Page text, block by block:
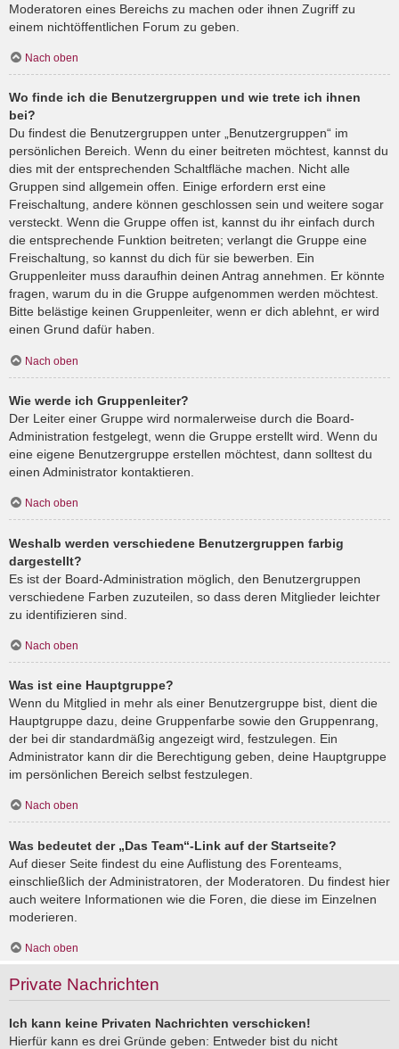
Moderatoren eines Bereichs zu machen oder ihnen Zugriff zu
einem nichtöffentlichen Forum zu geben.
Nach oben
Wo finde ich die Benutzergruppen und wie trete ich ihnen
bei?
Du findest die Benutzergruppen unter „Benutzergruppen“ im
persönlichen Bereich. Wenn du einer beitreten möchtest, kannst du
dies mit der entsprechenden Schaltfläche machen. Nicht alle
Gruppen sind allgemein offen. Einige erfordern erst eine
Freischaltung, andere können geschlossen sein und weitere sogar
versteckt. Wenn die Gruppe offen ist, kannst du ihr einfach durch
die entsprechende Funktion beitreten; verlangt die Gruppe eine
Freischaltung, so kannst du dich für sie bewerben. Ein
Gruppenleiter muss daraufhin deinen Antrag annehmen. Er könnte
fragen, warum du in die Gruppe aufgenommen werden möchtest.
Bitte belästige keinen Gruppenleiter, wenn er dich ablehnt, er wird
einen Grund dafür haben.
Nach oben
Wie werde ich Gruppenleiter?
Der Leiter einer Gruppe wird normalerweise durch die Board-
Administration festgelegt, wenn die Gruppe erstellt wird. Wenn du
eine eigene Benutzergruppe erstellen möchtest, dann solltest du
einen Administrator kontaktieren.
Nach oben
Weshalb werden verschiedene Benutzergruppen farbig
dargestellt?
Es ist der Board-Administration möglich, den Benutzergruppen
verschiedene Farben zuzuteilen, so dass deren Mitglieder leichter
zu identifizieren sind.
Nach oben
Was ist eine Hauptgruppe?
Wenn du Mitglied in mehr als einer Benutzergruppe bist, dient die
Hauptgruppe dazu, deine Gruppenfarbe sowie den Gruppenrang,
der bei dir standardmäßig angezeigt wird, festzulegen. Ein
Administrator kann dir die Berechtigung geben, deine Hauptgruppe
im persönlichen Bereich selbst festzulegen.
Nach oben
Was bedeutet der „Das Team“-Link auf der Startseite?
Auf dieser Seite findest du eine Auflistung des Forenteams,
einschließlich der Administratoren, der Moderatoren. Du findest hier
auch weitere Informationen wie die Foren, die diese im Einzelnen
moderieren.
Nach oben
Private Nachrichten
Ich kann keine Privaten Nachrichten verschicken!
Hierfür kann es drei Gründe geben: Entweder bist du nicht